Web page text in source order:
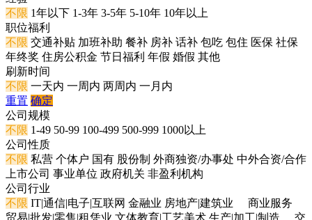
不限 1年以下 1-3年 3-5年 5-10年 10年以上
职位福利
不限 交通补贴 加班补助 餐补 房补 话补 包吃 包住 医保 社保
年终奖 住房公积金 节日福利 年假 婚假 其他
刷新时间
不限 一天内 一周内 两周内 一月内
重置 确定
公司规模
不限 1-49 50-99 100-499 500-999 1000以上
公司性质
不限 私营 个体户 国有 股份制 外商独资/办事处 中外合资/合作
上市公司 事业单位 政府机关 非盈利机构
公司行业
不限 IT|通信|电子|互联网 金融业 房地产|建筑业
商业服务
贸易|批发|零售|租凭业 文体教育|工艺美术 生产|加工|制造 交